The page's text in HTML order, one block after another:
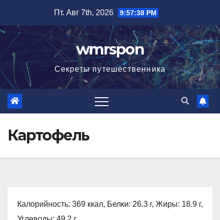
содержимому
Пт. Авг 7th, 2026 9:57:39 PM
wmrspon
Секреты путешественника
Картофель
Калорийность: 369 ккал, Белки: 26.3 г, Жиры: 18.9 г,